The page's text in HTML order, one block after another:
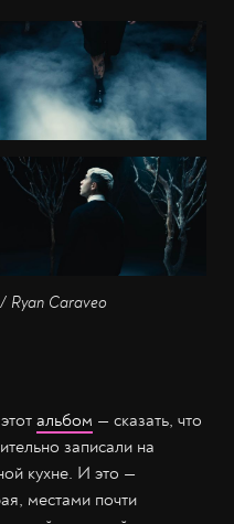
Ryan Caraveo
альбом — сказать, что
записали на
кухне. И это —
местами почти